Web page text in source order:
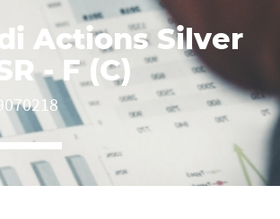
Actions Silver
- F (C)